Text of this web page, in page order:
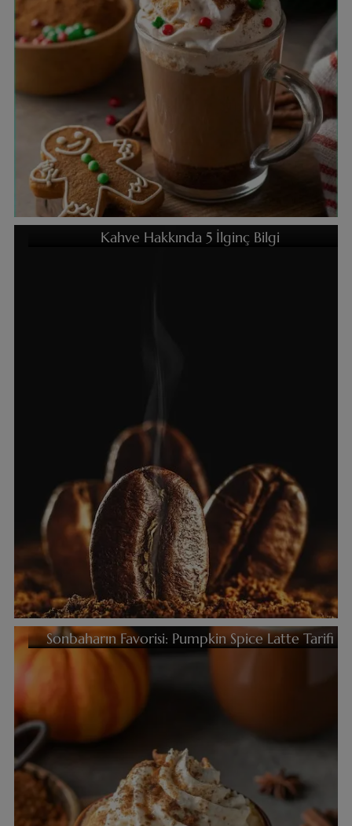
Kahve Hakkında 5 İlginç Bilgi
Sonbaharın Favorisi: Pumpkin Spice Latte Tarifi